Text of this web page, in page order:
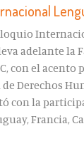
adelante la
con el acento
Derechos
con la
Francia,